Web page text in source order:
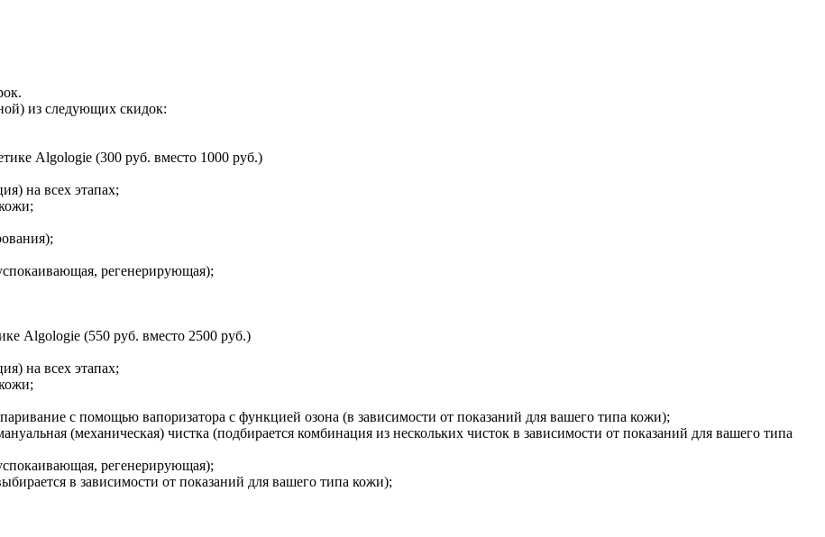
из следующих скидок:
Algologie (300 руб. вместо 1000 руб.)
на всех этапах;
регенерирующая);
Algologie (550 руб. вместо 2500 руб.)
на всех этапах;
с помощью вапоризатора с функцией озона (в зависимости от показаний для вашего типа кожи);
(механическая) чистка (подбирается комбинация из нескольких чисток в зависимости от показаний для вашего типа
регенерирующая);
в зависимости от показаний для вашего типа кожи);